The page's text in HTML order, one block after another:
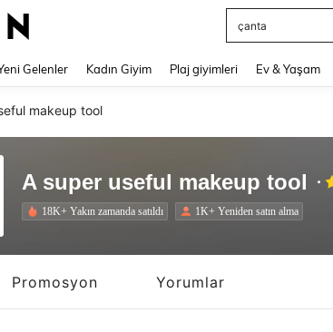
Squshy
Gelenler Kadın Giyim Plaj giyimleri Ev & Yaşam
makeup tool
A super useful makeup tool
18K+ Yakın zamanda satıldı 1K+ Yeniden satın alma
Promosyon Yorumlar